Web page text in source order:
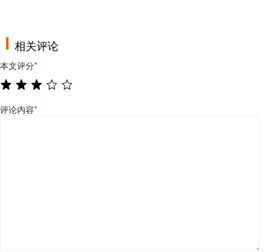
相关评论
本文评分*
评论内容*